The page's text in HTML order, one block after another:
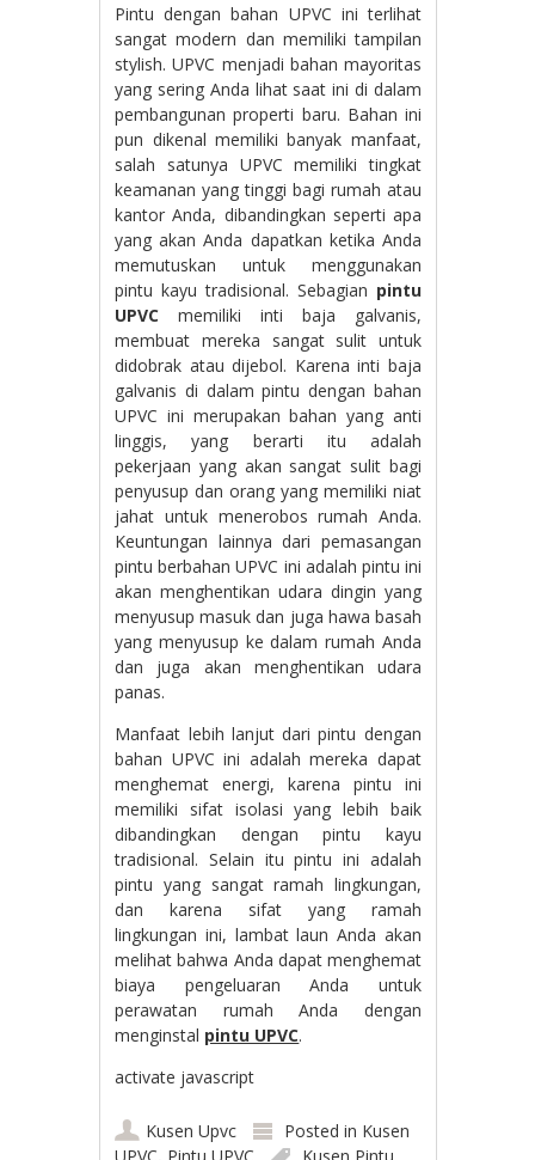
Pintu dengan bahan UPVC ini terlihat
sangat modern dan memiliki tampilan
stylish. UPVC menjadi bahan mayoritas
yang sering Anda lihat saat ini di dalam
pembangunan properti baru. Bahan ini
pun dikenal memiliki banyak manfaat,
salah satunya UPVC memiliki tingkat
keamanan yang tinggi bagi rumah atau
kantor Anda, dibandingkan seperti apa
yang akan Anda dapatkan ketika Anda
memutuskan untuk menggunakan
pintu kayu tradisional. Sebagian pintu
UPVCmemiliki inti baja galvanis,
membuat mereka sangat sulit untuk
didobrak atau dijebol. Karena inti baja
galvanis di dalam pintu dengan bahan
UPVC ini merupakan bahan yang anti
linggis, yang berarti itu adalah
pekerjaan yang akan sangat sulit bagi
penyusup dan orang yang memiliki niat
jahat untuk menerobos rumah Anda.
Keuntungan lainnya dari pemasangan
pintu berbahan UPVC ini adalah pintu ini
akan menghentikan udara dingin yang
menyusup masuk dan juga hawa basah
yang menyusup ke dalam rumah Anda
dan juga akan menghentikan udara
panas.
Manfaat lebih lanjut dari pintu dengan
bahan UPVC ini adalah mereka dapat
menghemat energi, karena pintu ini
memiliki sifat isolasi yang lebih baik
dibandingkan dengan pintu kayu
tradisional. Selain itu pintu ini adalah
pintu yang sangat ramah lingkungan,
dan karena sifat yang ramah
lingkungan ini, lambat laun Anda akan
melihat bahwa Anda dapat menghemat
biaya pengeluaran Anda untuk
perawatan rumah Anda dengan
menginstal pintu UPVC.
activate javascript
Kusen Upvc Posted in Kusen